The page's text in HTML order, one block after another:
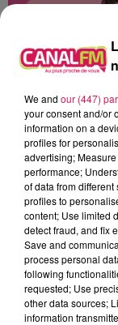
13h00 - 16h00
Les hits de
14h43
14h43
We and our (447)
your consent and/or
information on a
profiles for
advertising;
performance;
of data from
profiles to
content; Use limited
detect fraud, and fix
Save and
process personal
following
requested; Use
other data sources;
information